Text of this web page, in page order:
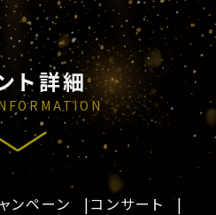
ト詳細
ンペーン
コンサート